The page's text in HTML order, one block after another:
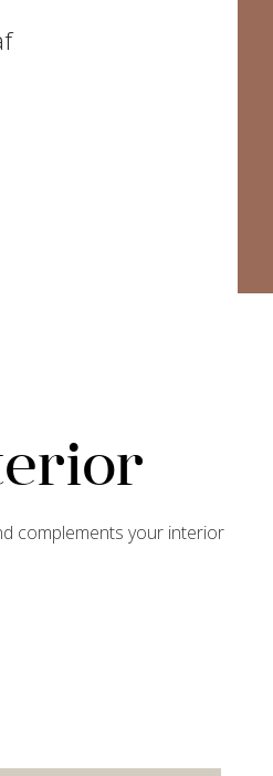
complements your interior